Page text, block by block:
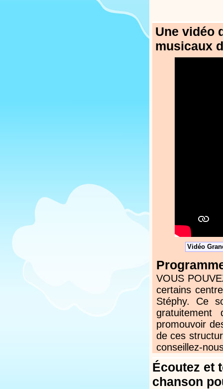
Une vidéo
musicaux
Vidéo
VOUS
certains
Stéphy. Ce
gratuitement
promouvoir
de ces
conseillez-
Écoutez et
chanson